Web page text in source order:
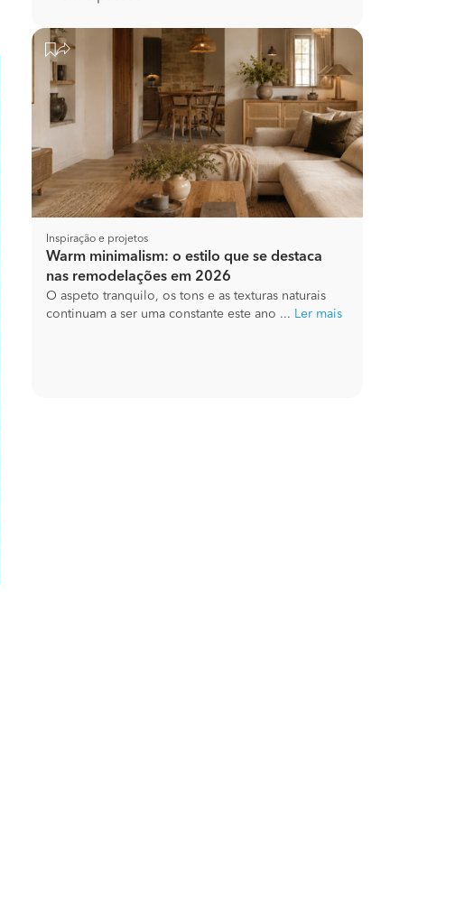
Inspiração e projetos
Warm minimalism: o estilo que se destaca
nas remodelações em 2026
O aspeto tranquilo, os tons e as texturas naturais
continuam a ser uma constante este ano ... Ler mais